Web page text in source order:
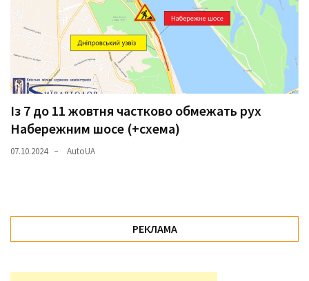
Із 7 до 11 жовтня частково обмежать рух
Набережним шосе (+схема)
07.10.2024 AutoUA
РЕКЛАМА